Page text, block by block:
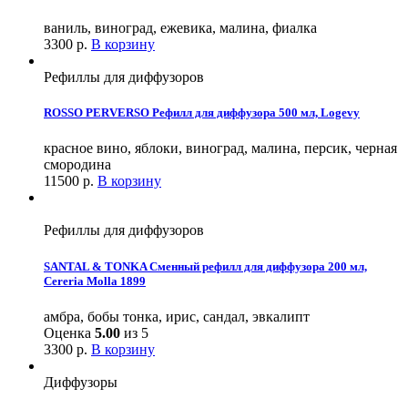
ваниль, виноград, ежевика, малина, фиалка
3300 р. В корзину
Рефиллы для диффузоров
ROSSO PERVERSO Рефилл для диффузора 500 мл, Logevy
красное вино, яблоки, виноград, малина, персик, черная
смородина
11500 р. В корзину
Рефиллы для диффузоров
SANTAL & TONKA Сменный рефилл для диффузора 200 мл,
Cereria Molla 1899
амбра, бобы тонка, ирис, сандал, эвкалипт
Оценка 5.00 из 5
3300 р. В корзину
Диффузоры